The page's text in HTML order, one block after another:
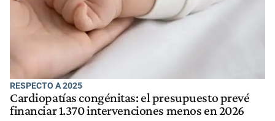
RESPECTO A 2025
Cardiopatías congénitas: el presupuesto prevé
financiar 1.370 intervenciones menos en 2026